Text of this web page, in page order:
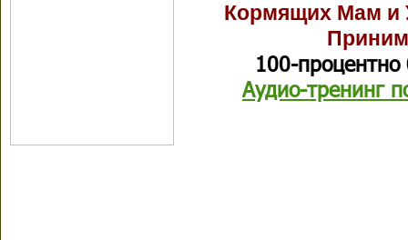
Кормящих Мам и
100-
Аудио-тренинг